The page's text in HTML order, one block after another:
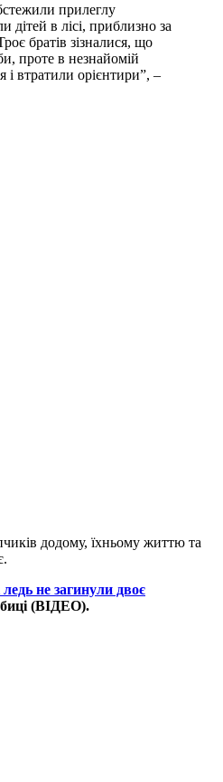
прилеглу
дітей в лісі, приблизно за
братів зізналися, що
проте в незнайомій
і втратили орієнтири”, –
додому, їхньому життю та
не загинули двоє
(ВІДЕО).